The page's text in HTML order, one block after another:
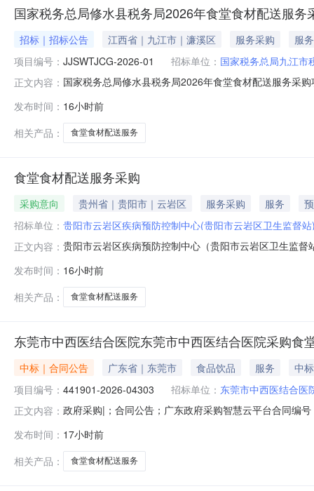
国家税务总局修水县税务局2026年食堂食材配送服
招标｜招标公告 江西省｜九江市｜濂溪区 服务采购
服务
项目编号： JJSWTJCG-2026-01 招标单位： 国家税务总局九江市
正文内容： 国家税务总局修水县税务局2026年食堂食材配送服务采
（北京时间）前递交投标文件。一、项目基本情况项目
发布时间： 16小时前
相关产品：
食堂食材配送服务
食堂食材配送服务采购
采购意向 贵州省｜贵阳市｜云岩区 服务采购 服务
招标单位： 贵阳市云岩区疾病预防控制中心(贵阳市云岩区卫生监督
正文内容： 贵阳市云岩区疾病预防控制中心（贵阳市云岩区卫生监
配送服务采购预算金额：180.000000万元(人民币)采购
水产品及水产加工类、粮油
发布时间： 16小时前
相关产品：
食堂食材配送服务
东莞市中西医结合医院东莞市中西医结合医院采购食
中标｜合同公告 广东省｜东莞市 食品饮品 服务
中
项目编号： 441901-2026-04303 招标单位： 东莞市中西医结合医
正文内容： 政府采购|；合同公告；广东政府采购智慧云平台合同编
市中西医结合医院采购食堂食材配送服务五、合同主体
发布时间： 17小时前
相关产品：
食堂食材配送服务